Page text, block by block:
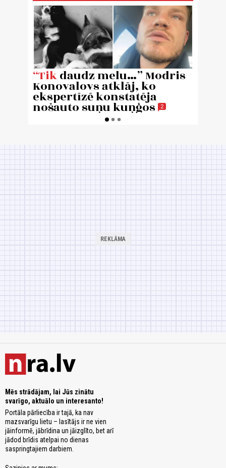
Mēs strādājam, lai Jūs zinātu
svarīgo, aktuālo un interesanto!
Portāla pārliecība ir tajā, ka nav
mazsvarīgu lietu – lasītājs ir ne vien
jāinformē, jābrīdina un jāizglīto, bet arī
jādod brīdis atelpai no dienas
saspringtajiem darbiem.